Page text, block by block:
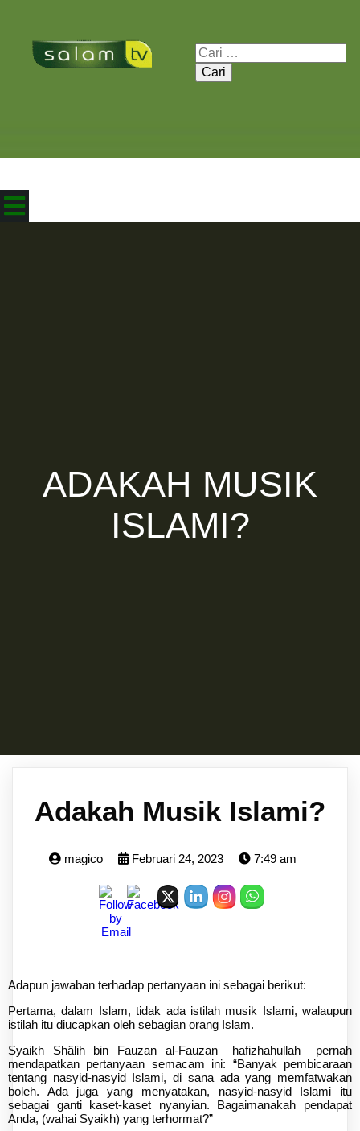
Cari
untuk:
ADAKAH MUSIK
ISLAMI?
Adakah Musik Islami?
magico Februari 24, 2023 7:49 am
Adapun jawaban terhadap pertanyaan ini sebagai berikut:
Pertama, dalam Islam, tidak ada istilah musik Islami, walaupun
istilah itu diucapkan oleh sebagian orang Islam.
Syaikh Shâlih bin Fauzan al-Fauzan –hafizhahullah– pernah
mendapatkan pertanyaan semacam ini: “Banyak pembicaraan
tentang nasyid-nasyid Islami, di sana ada yang memfatwakan
boleh. Ada juga yang menyatakan, nasyid-nasyid Islami itu
sebagai ganti kaset-kaset nyanyian. Bagaimanakah pendapat
Anda, (wahai Syaikh) yang terhormat?”